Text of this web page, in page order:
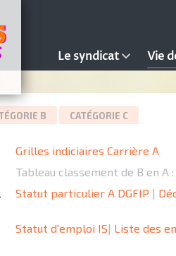
Le syndicat Vie
B CATÉGORIE C
Grilles indiciaires Carrière A
Tableau classement de B en A :
Statut particulier A DGFIP |
Statut d'emploi IS| Liste des